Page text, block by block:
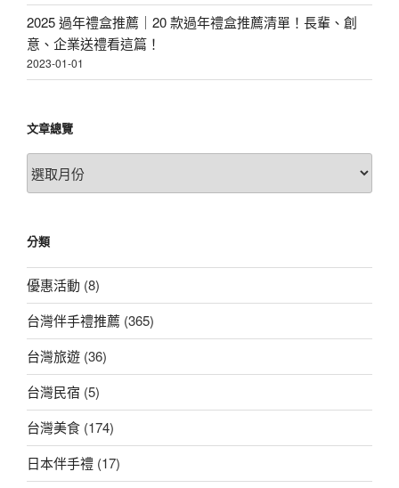
2025 過年禮盒推薦｜20 款過年禮盒推薦清單！長輩、創
意、企業送禮看這篇！
2023-01-01
文章總覽
文
章
分類
優惠活動 (8)
台灣伴手禮推薦 (365)
台灣旅遊 (36)
台灣民宿 (5)
台灣美食 (174)
日本伴手禮 (17)